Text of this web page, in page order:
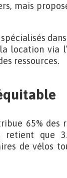
mais
location via
ressources.
65% des
que
de vélos